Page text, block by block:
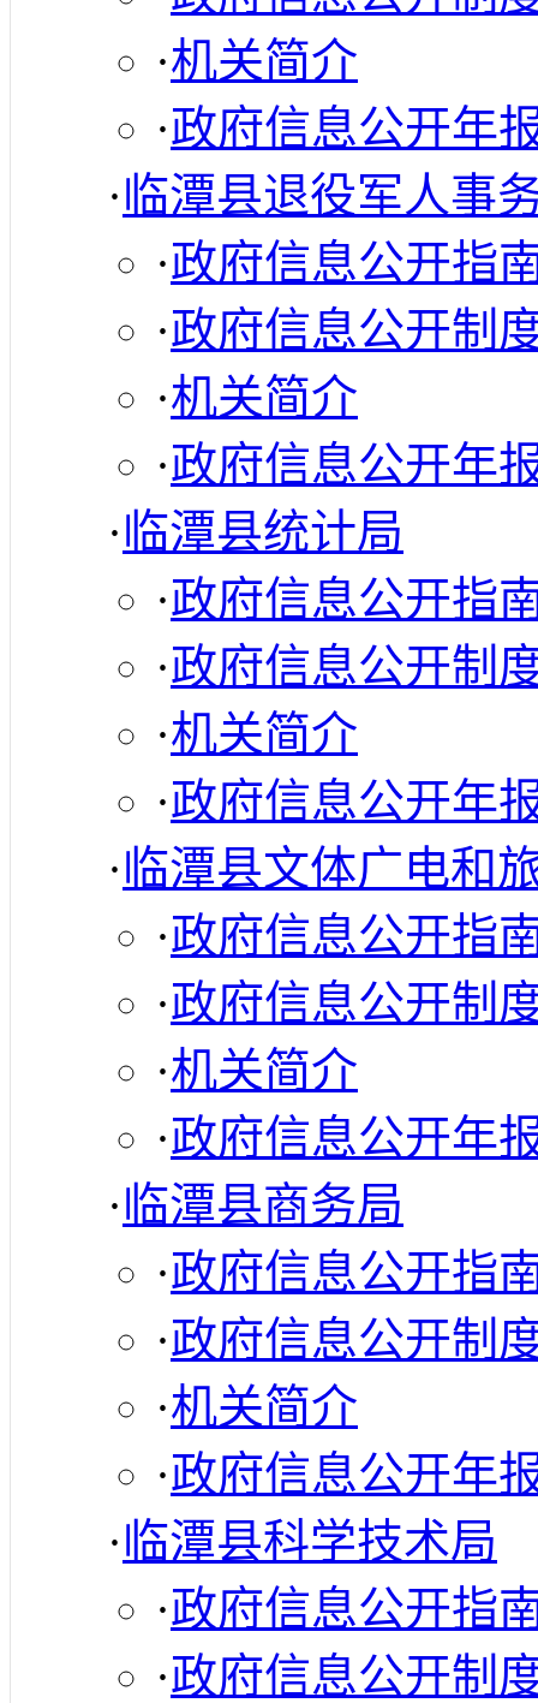
·机关简介
·政府信息公开年
·临潭县退役军人事
·政府信息公开指
·政府信息公开制
·机关简介
·政府信息公开年
·临潭县统计局
·政府信息公开指
·政府信息公开制
·机关简介
·政府信息公开年
·临潭县文体广电和
·政府信息公开指
·政府信息公开制
·机关简介
·政府信息公开年
·临潭县商务局
·政府信息公开指
·政府信息公开制
·机关简介
·政府信息公开年
·临潭县科学技术局
·政府信息公开指
·政府信息公开制